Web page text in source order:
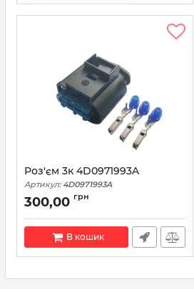
Роз'єм 3к 4D0971993A
Артикул: 4D0971993A
300,00 грн
В кошик